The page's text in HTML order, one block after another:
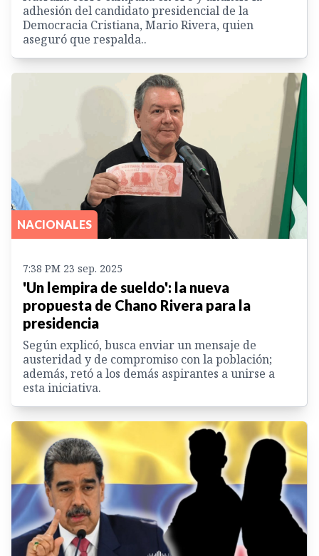
adhesión del candidato presidencial de la
Democracia Cristiana, Mario Rivera, quien
aseguró que respalda..
NACIONALES
7:38 PM 23 sep. 2025
'Un lempira de sueldo': la nueva
propuesta de Chano Rivera para la
presidencia
Según explicó, busca enviar un mensaje de
austeridad y de compromiso con la población;
además, retó a los demás aspirantes a unirse a
esta iniciativa.